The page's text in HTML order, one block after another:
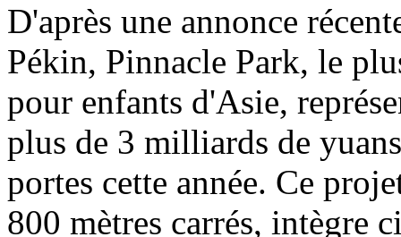
D'après une annonce
Pékin, Pinnacle Park, le
pour enfants d'Asie,
plus de 3 milliards de
portes cette année. Ce
800 mètres carrés, intègre